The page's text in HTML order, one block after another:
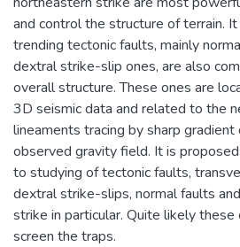
and control the structure of terrain.
trending tectonic faults, mainly
dextral strike-slip ones, are also
overall structure. These ones are
3D seismic data and related to the
lineaments tracing by sharp gradient
observed gravity field. It is
to studying of tectonic faults,
dextral strike-slips, normal faults
strike in particular. Quite likely
screen the traps.